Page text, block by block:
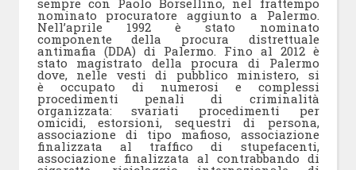
sempre con Paolo Borsellino, nel frattempo
nominato procuratore aggiunto a Palermo.
Nell’aprile 1992 è stato nominato
componente della procura distrettuale
antimafia (DDA) di Palermo. Fino al 2012 è
stato magistrato della procura di Palermo
dove, nelle vesti di pubblico ministero, si
è occupato di numerosi e complessi
procedimenti penali di criminalità
organizzata: svariati procedimenti per
omicidi, estorsioni, sequestri di persona,
associazione di tipo mafioso, associazione
finalizzata al traffico di stupefacenti,
associazione finalizzata al contrabbando di